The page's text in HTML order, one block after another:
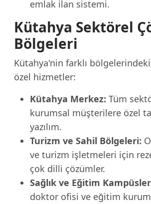
emlak ilan sistemi.
Kütahya Sektörel
Bölgeleri
Kütahya'nin farklı
özel hizmetler:
Kütahya Merkez: Tüm
kurumsal müşterilere özel
yazılım.
Turizm ve Sahil Bölgeleri:
ve turizm işletmeleri için
çok dilli çözümler.
Sağlık ve Eğitim
doktor ofisi ve eğitim